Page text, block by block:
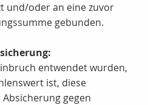
und/oder an eine zuvor
gebunden.
entwendet wurden,
ist, diese
gegen